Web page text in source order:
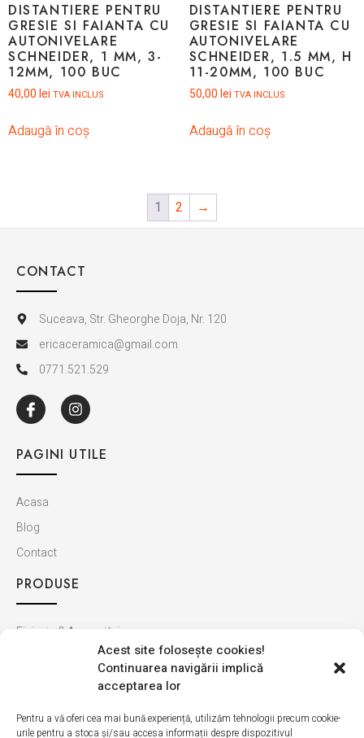
Acest site foloseşte cookies!
Continuarea navigării implică
acceptarea lor
Pentru a vă oferi cea mai bună experiență, utilizăm tehnologii precum cookie-
urile pentru a stoca și/sau accesa informații despre dispozitivul
DISTANTIERE PENTRU
GRESIE SI FAIANTA CU
AUTONIVELARE
SCHNEIDER, 1 MM, 3-
12MM, 100 BUC
40,00 lei TVA INCLUS
Adaugă în coș
DISTANTIERE PENTRU
GRESIE SI FAIANTA CU
AUTONIVELARE
SCHNEIDER, 1.5 MM, H
11-20MM, 100 BUC
50,00 lei TVA INCLUS
Adaugă în coș
1 2 →
CONTACT
Suceava, Str. Gheorghe Doja, Nr. 120
ericaceramica@gmail.com
0771.521.529
PAGINI UTILE
Acasa
Blog
Contact
PRODUSE
Finisaje & Amenajări
Baie & Bucătărie
Montaj & Materiale